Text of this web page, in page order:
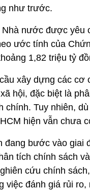
như trước.
nước được
ước tính của
1,82 triệu tỷ
xây dựng các
hội, đặc biệt là
chính. Tuy nhiên,
hiện vẫn chưa
đang bước vào
tích chính sách
cứu chính
việc đánh giá rủi